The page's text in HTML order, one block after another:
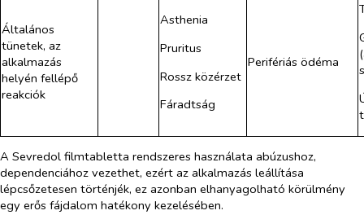
Általános
tünetek, az
alkalmazás
helyén fellépő
reakciók
Asthenia
Pruritus
Rossz közérzet
Fáradtság
Perifériás ödéma
A Sevredol filmtabletta rendszeres használata abúzushoz,
dependenciához vezethet, ezért az alkalmazás leállítása
lépcsőzetesen történjék, ez azonban elhanyagolható körülmény
egy erős fájdalom hatékony kezelésében.